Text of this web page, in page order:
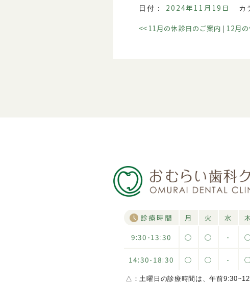
日付： 2024年11月19日 カ
<< 11月の休診日のご案内 | 12月
診療時間 月 火 水
9:30-13:30
○ ○ -
14:30-18:30 ○ ○ -
△：土曜日の診療時間は、午前